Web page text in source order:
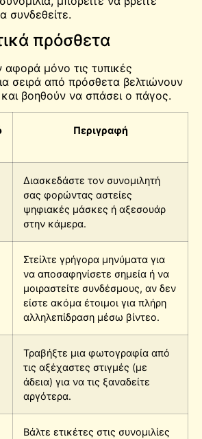
συνδεθείτε.
πρόσθετα
μόνο τις τυπικές
σειρά από πρόσθετα βελτιώνουν
βοηθούν να σπάσει ο πάγος.
Περιγραφή
Διασκεδάστε τον συνομιλητή
σας φορώντας αστείες
ψηφιακές μάσκες ή αξεσουάρ
στην κάμερα.
Στείλτε γρήγορα μηνύματα για
να αποσαφηνίσετε σημεία ή να
μοιραστείτε συνδέσμους, αν δεν
είστε ακόμα έτοιμοι για πλήρη
αλληλεπίδραση μέσω βίντεο.
Τραβήξτε μια φωτογραφία από
τις αξέχαστες στιγμές (με
άδεια) για να τις ξαναδείτε
αργότερα.
Βάλτε ετικέτες στις συνομιλίες